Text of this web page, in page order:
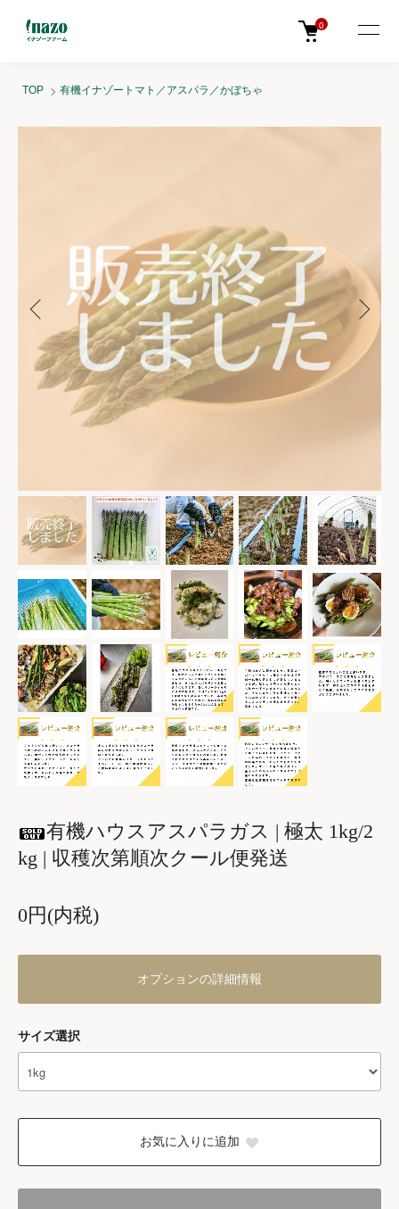
0
TOP 有機イナゾートマト／アスパラ／かぼちゃ
有機ハウスアスパラガス | 極太 1kg/2
kg | 収穫次第順次クール便発送
0円(内税)
オプションの詳細情報
サイズ選択
お気に入りに追加